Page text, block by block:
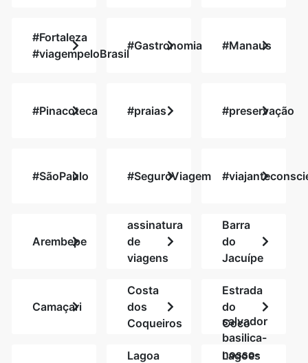
#Fortaleza
#viagempeloBrasil
#Gastronomia #Manaus
#Pinacoteca #praias #preservação
#SãoPaulo #SeguroViagem
Arembepe
assinatura
de
viagens
Barra
do
Jacuípe
Camaçari
Costa
dos
Coqueiros
Estrada
do
Coco
Lagoa
Lagoes
salvador
basilica-
nosso-